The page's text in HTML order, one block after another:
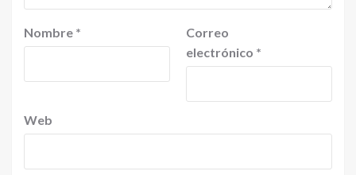
Nombre *
Correo
electrónico *
Web